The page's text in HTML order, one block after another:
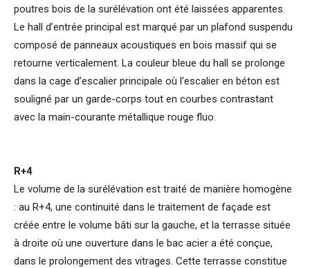
poutres bois de la surélévation ont été laissées apparentes.
Le hall d’entrée principal est marqué par un plafond suspendu
composé de panneaux acoustiques en bois massif qui se
retourne verticalement. La couleur bleue du hall se prolonge
dans la cage d’escalier principale où l’escalier en béton est
souligné par un garde-corps tout en courbes contrastant
avec la main-courante métallique rouge fluo.
R+4
Le volume de la surélévation est traité de manière homogène
: au R+4, une continuité dans le traitement de façade est
créée entre le volume bâti sur la gauche, et la terrasse située
à droite où une ouverture dans le bac acier a été conçue,
dans le prolongement des vitrages. Cette terrasse constitue